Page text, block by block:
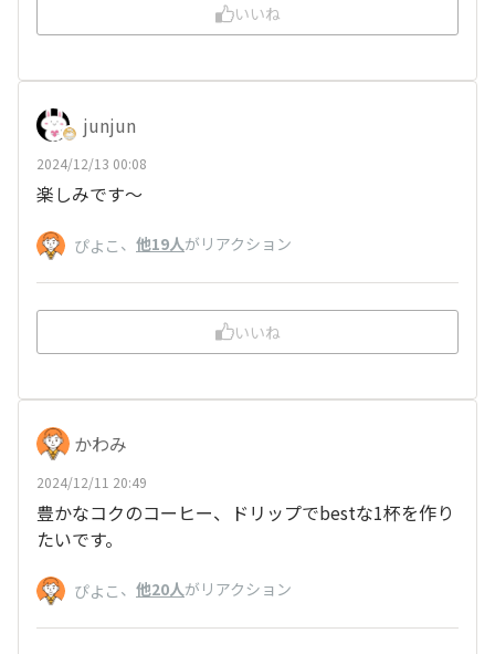
いいね
junjun
2024/12/13 00:08
楽しみです～
ぴよこ 、 他19人がリアクション
いいね
かわみ
2024/12/11 20:49
豊かなコクのコーヒー、ドリップでbestな1杯を作り
たいです。
ぴよこ 、 他20人がリアクション